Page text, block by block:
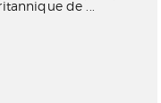
de ...